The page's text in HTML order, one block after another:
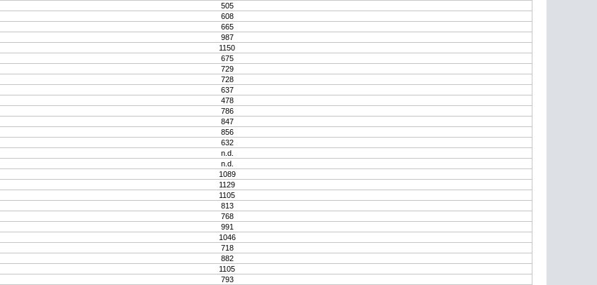
505
608
665
987
1150
675
729
728
637
478
786
847
856
632
n.d.
n.d.
1089
1129
1105
813
768
991
1046
718
882
1105
793